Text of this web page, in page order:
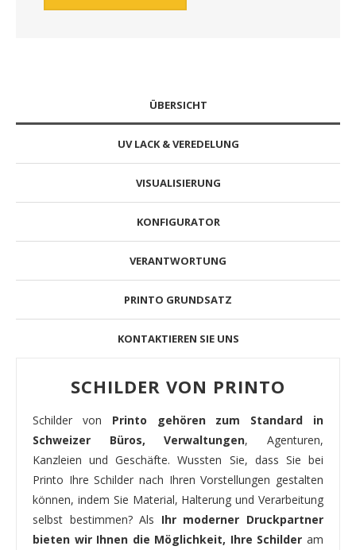
ÜBERSICHT
UV LACK & VEREDELUNG
VISUALISIERUNG
KONFIGURATOR
VERANTWORTUNG
PRINTO GRUNDSATZ
KONTAKTIEREN SIE UNS
SCHILDER VON PRINTO
Schilder von Printo gehören zum Standard in
Schweizer Büros, Verwaltungen, Agenturen,
Kanzleien und Geschäfte. Wussten Sie, dass Sie bei
Printo Ihre Schilder nach Ihren Vorstellungen gestalten
können, indem Sie Material, Halterung und Verarbeitung
selbst bestimmen? Als Ihr moderner Druckpartner
bieten wir Ihnen die Möglichkeit, Ihre Schilder am